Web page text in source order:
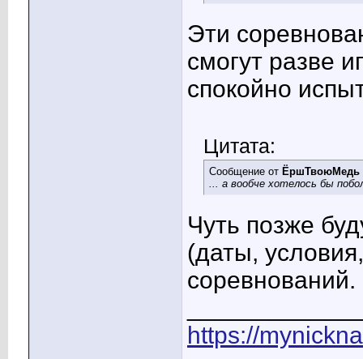
Эти
смогут разве
спокойно
Цитата:
Сообщение от ЁршТвоюМедь
... а вообче хотелось бы
Чуть позже
(даты,
соревнований.
https://